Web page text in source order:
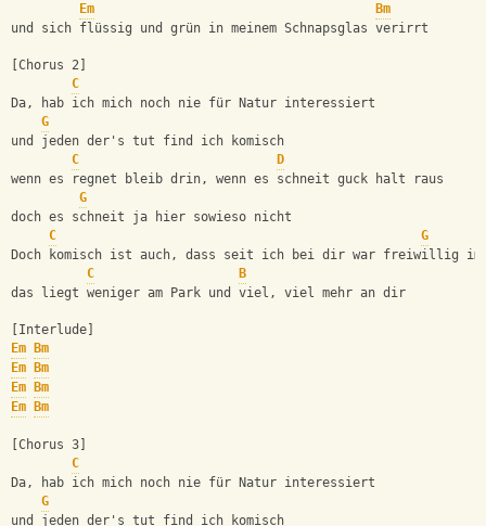
Em
Bm
und sich flüssig und grün in meinem Schnapsglas verirrt
[Chorus 2]
C
Da, hab ich mich noch nie für Natur interessiert
G
und jeden der's tut find ich komisch
C
D
wenn es regnet bleib drin, wenn es schneit guck halt raus
G
doch es schneit ja hier sowieso nicht
C
G
Doch komisch ist auch, dass seit ich bei dir war freiwillig im
C
B
das liegt weniger am Park und viel, viel mehr an dir
[Interlude]
Em
Bm
Em
Bm
Em
Bm
Em
Bm
[Chorus 3]
C
Da, hab ich mich noch nie für Natur interessiert
G
und jeden der's tut find ich komisch